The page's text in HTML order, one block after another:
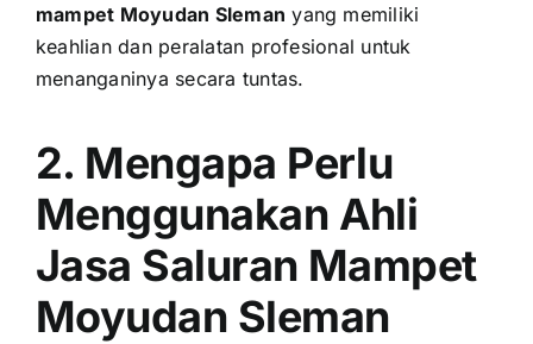
mampet Moyudan Sleman yang memiliki
keahlian dan peralatan profesional untuk
menanganinya secara tuntas.
2. Mengapa Perlu
Menggunakan Ahli
Jasa Saluran Mampet
Moyudan Sleman